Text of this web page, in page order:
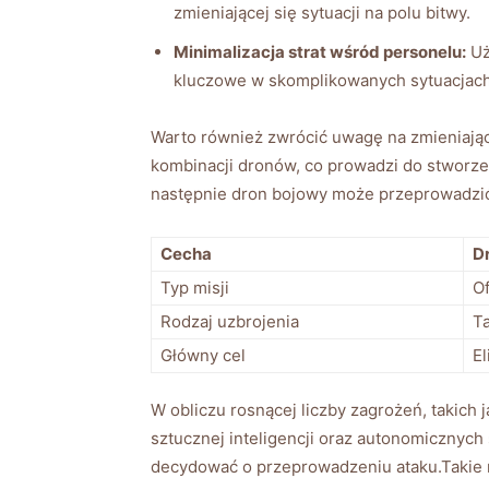
zmieniającej się sytuacji na polu bitwy.
Minimalizacja strat wśród personelu:
kluczowe w skomplikowanych
Warto również zwrócić uwagę na
kombinacji dronów, co prowadzi do
następnie dron bojowy może
Cecha
Typ misji
Rodzaj uzbrojenia
Główny cel
W‍ obliczu‍ rosnącej liczby ⁢zagrożeń,⁣ takich
‌sztucznej inteligencji oraz autonomicznych
⁣decydować o przeprowadzeniu